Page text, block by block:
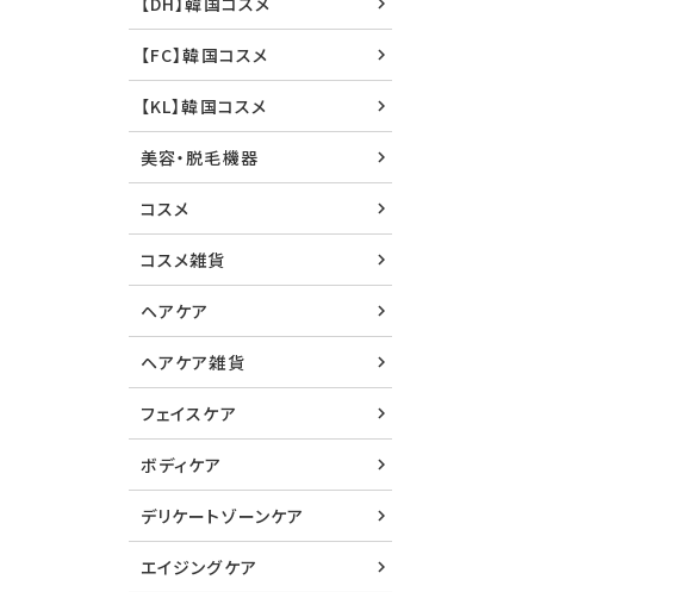
【FC】韓国コスメ
【KL】韓国コスメ
美容・脱毛機器
コスメ
コスメ雑貨
ヘアケア
ヘアケア雑貨
フェイスケア
ボディケア
デリケートゾーンケア
エイジングケア